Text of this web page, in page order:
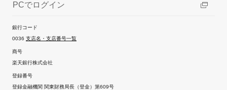
PCでログイン
銀行コード
0036 支店名・支店番号一覧
商号
楽天銀行株式会社
登録番号
登録金融機関 関東財務局長（登金）第609号